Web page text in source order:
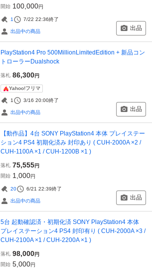
開始 100,000円
1 7/22 22:36終了
出品中の商品 出品
PlayStation4 Pro 500MillionLimitedEdition + 新品コン
トローラーDualshock
落札 86,300円
Yahoo!フリマ
1 3/16 20:00終了
出品中の商品 出品
【動作品】4台 SONY PlayStation4 本体 プレイステー
ション4 PS4 初期化済み 封印あり ( CUH-2000A ×2 /
CUH-1100A ×1 / CUH-1200B ×1 )
落札 75,555円
開始 1,000円
20 6/21 22:39終了
出品中の商品 出品
5台 起動確認済・初期化済 SONY PlayStation4 本体
プレイステーション4 PS4 封印有り ( CUH-2000A ×3 /
CUH-2100A ×1 / CUH-2200A ×1 )
落札 98,000円
開始 5,000円